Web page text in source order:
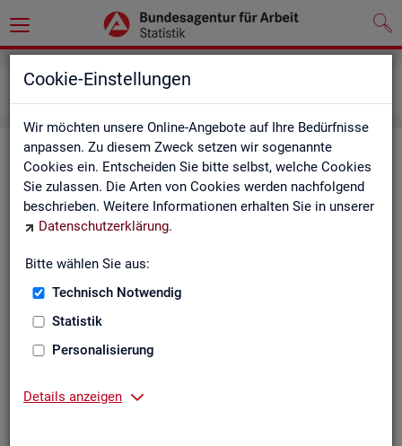
Cookie-Einstellungen
Wir möchten unsere Online-Angebote auf Ihre Bedürfnisse
anpassen. Zu diesem Zweck setzen wir sogenannte
Cookies ein. Entscheiden Sie bitte selbst, welche Cookies
Sie zulassen. Die Arten von Cookies werden nachfolgend
beschrieben. Weitere Informationen erhalten Sie in unserer
Datenschutzerklärung.
Bitte wählen Sie aus:
Technisch Notwendig
Statistik
Personalisierung
Details anzeigen
Kenn­zah­len­steck­brie­fe
Die Steck­brie­fe in­for­mie­ren über De­fi­ni­ti­on, Aus­sa­ge­kraft, Be­
rech­nung und Da­ten­quel­len der Kenn­zah­len, die in der Sta­tis­
tik der Bun­des­agen­tur für Ar­beit vor­kom­men.
Ab­gangs­ra­te
Ab­gangs­ra­te Ar­beits­lo­se
Ab­gangs­ra­te er­werbs­fä­hi­ge Leis­
tungs­be­rech­tig­te